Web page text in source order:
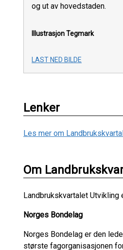
og ut av hovedstaden.
Illustrasjon Tegmark
LAST NED BILDE
Lenker
Les mer om
Om
Landbrukskvartalet Utvikling
Norges Bondelag
Norges Bondelag er den
største fagorganisasjonen